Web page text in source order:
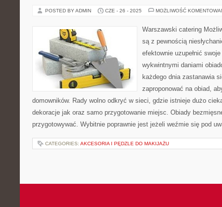
POSTED BY ADMIN CZE - 26 - 2025 MOŻLIWOŚĆ
Warszawski catering
są z pewnością
efektownie uzupełnić
wykwintnymi daniami
każdego dnia zastanawia
zaproponować na obiad,
domowników. Rady wolno odkryć w sieci, gdzie istnieje dużo
dekoracje jak oraz samo przygotowanie miejsc. Obiady
przygotowywać. Wybitnie poprawnie jest jeżeli weźmie się pod
CATEGORIES: AKCESORIA I PĘDZLE DO MAKIJAŻU